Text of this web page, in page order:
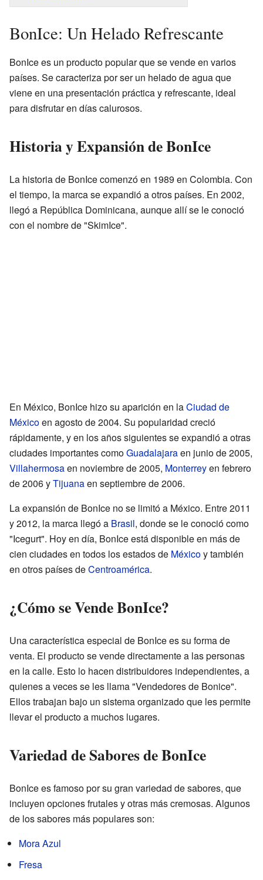
BonIce: Un Helado Refrescante
BonIce es un producto popular que se vende en varios
países. Se caracteriza por ser un helado de agua que
viene en una presentación práctica y refrescante, ideal
para disfrutar en días calurosos.
Historia y Expansión de BonIce
La historia de BonIce comenzó en 1989 en Colombia. Con
el tiempo, la marca se expandió a otros países. En 2002,
llegó a República Dominicana, aunque allí se le conoció
con el nombre de "SkimIce".
En México, BonIce hizo su aparición en laCiudad de
Méxicoen agosto de 2004. Su popularidad creció
rápidamente, y en los años siguientes se expandió a otras
ciudades importantes comoGuadalajaraen junio de 2005,
Villahermosaen noviembre de 2005, Monterreyen febrero
de 2006 yTijuanaen septiembre de 2006.
La expansión de BonIce no se limitó a México. Entre 2011
y 2012, la marca llegó a Brasil, donde se le conoció como
"Icegurt". Hoy en día, BonIce está disponible en más de
cien ciudades en todos los estados de Méxicoy también
en otros países deCentroamérica.
¿Cómo se Vende BonIce?
Una característica especial de BonIce es su forma de
venta. El producto se vende directamente a las personas
en la calle. Esto lo hacen distribuidores independientes, a
quienes a veces se les llama "Vendedores de Bonice".
Ellos trabajan bajo un sistema organizado que les permite
llevar el producto a muchos lugares.
Variedad de Sabores de BonIce
BonIce es famoso por su gran variedad de sabores, que
incluyen opciones frutales y otras más cremosas. Algunos
de los sabores más populares son:
Mora Azul
Fresa